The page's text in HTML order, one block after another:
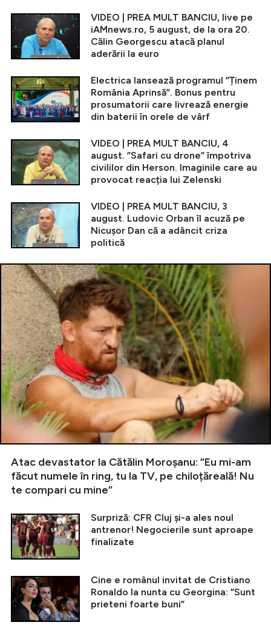
VIDEO | PREA MULT BANCIU, live pe
iAMnews.ro, 5 august, de la ora 20.
Călin Georgescu atacă planul
aderării la euro
Electrica lansează programul ”Ținem
România Aprinsă”. Bonus pentru
prosumatorii care livrează energie
din baterii în orele de vârf
VIDEO | PREA MULT BANCIU, 4
august. ”Safari cu drone” împotriva
civililor din Herson. Imaginile care au
provocat reacția lui Zelenski
VIDEO | PREA MULT BANCIU, 3
august. Ludovic Orban îl acuză pe
Nicușor Dan că a adâncit criza
politică
Atac devastator la Cătălin Moroșanu: ”Eu mi-am
făcut numele în ring, tu la TV, pe chiloțăreală! Nu
te compari cu mine”
Surpriză: CFR Cluj și-a ales noul
antrenor! Negocierile sunt aproape
finalizate
Cine e românul invitat de Cristiano
Ronaldo la nunta cu Georgina: ”Sunt
prieteni foarte buni”